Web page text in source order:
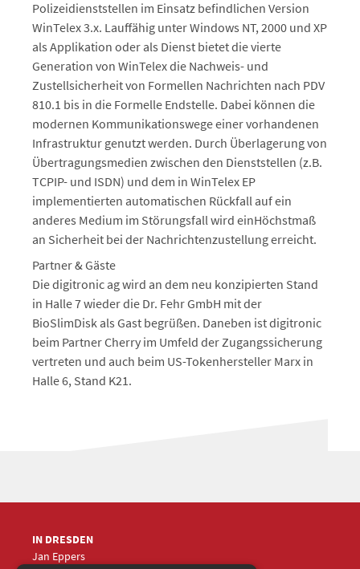
Polizeidienststellen im Einsatz befindlichen Version
WinTelex 3.x. Lauffähig unter Windows NT, 2000 und XP
als Applikation oder als Dienst bietet die vierte
Generation von WinTelex die Nachweis- und
Zustellsicherheit von Formellen Nachrichten nach PDV
810.1 bis in die Formelle Endstelle. Dabei können die
modernen Kommunikationswege einer vorhandenen
Infrastruktur genutzt werden. Durch Überlagerung von
Übertragungsmedien zwischen den Dienststellen (z.B.
TCPIP- und ISDN) und dem in WinTelex EP
implementierten automatischen Rückfall auf ein
anderes Medium im Störungsfall wird einHöchstmaß
an Sicherheit bei der Nachrichtenzustellung erreicht.
Partner & Gäste
Die digitronic ag wird an dem neu konzipierten Stand
in Halle 7 wieder die Dr. Fehr GmbH mit der
BioSlimDisk als Gast begrüßen. Daneben ist digitronic
beim Partner Cherry im Umfeld der Zugangssicherung
vertreten und auch beim US-Tokenhersteller Marx in
Halle 6, Stand K21.
IN DRESDEN
Jan Eppers